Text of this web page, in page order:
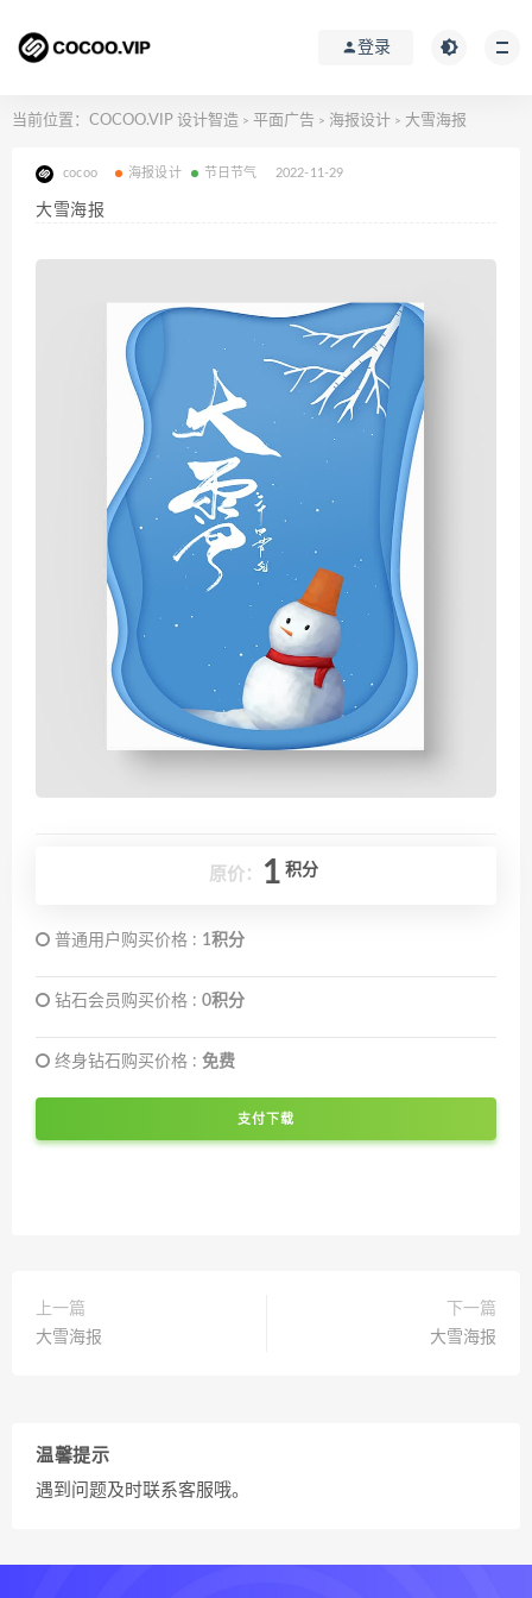
登录
当前位置： COCOO.VIP 设计智造 > 平面广告 > 海报设计 > 大雪海报
cocoo 海报设计 节日节气 2022-11-29
大雪海报
原价： 1 积分
普通用户购买价格 : 1积分
钻石会员购买价格 : 0积分
终身钻石购买价格 : 免费
支付下载
上一篇
大雪海报
下一篇
大雪海报
温馨提示
遇到问题及时联系客服哦。